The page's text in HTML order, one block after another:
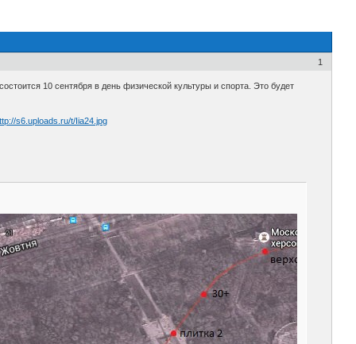
1
10 сентября в день физической культуры и спорта. Это будет